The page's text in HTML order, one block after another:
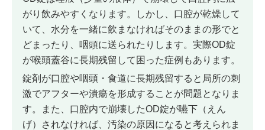
がり飲みやすくなります。しかし、口腔が乾燥して
いて、水分を一緒に飲まなければそのままの形でと
どまったり、咽頭に送られたりします。実際OD錠
が喉頭蓋谷に長期残留して困った症例もあります。
錠剤が口腔や咽頭・食道に長期残留すると局所の刺
激でアフターや潰瘍を形成することが問題となりま
す。また、口腔内で崩壊したOD錠が嚥下（えん
げ）されなければ、汚染の原因になると考えられま